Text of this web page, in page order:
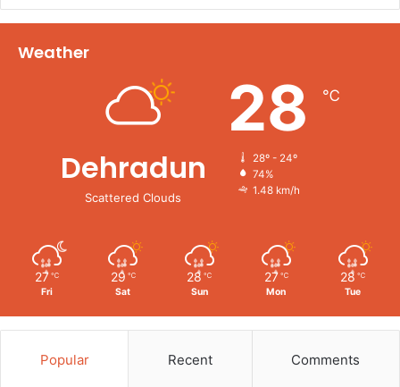
Weather
Dehradun
Scattered Clouds
28 ℃
28º - 24º
74%
1.48 km/h
27 ℃
Fri
29 ℃
Sat
28 ℃
Sun
27 ℃
Mon
28 ℃
Tue
Popular Recent Comments